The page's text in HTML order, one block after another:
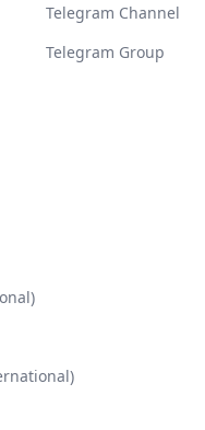
Telegram Channel
Telegram Group